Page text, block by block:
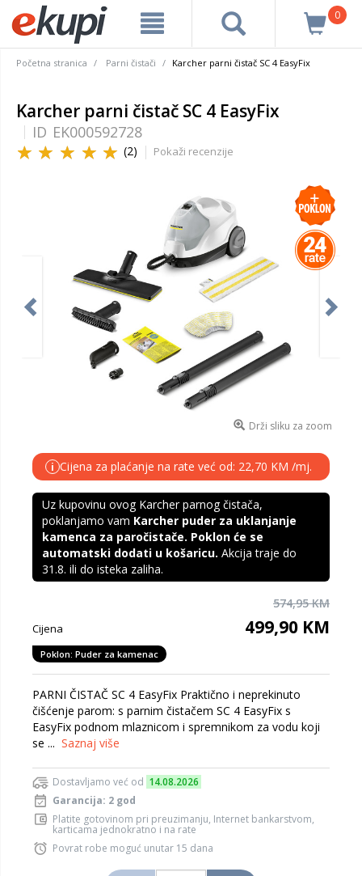
0
Početna stranica Parni čistači Karcher parni čistač SC 4 EasyFix
Karcher parni čistač SC 4 EasyFix
ID EK000592728
(2) Pokaži recenzije
Drži sliku za zoom
i Cijena za plaćanje na rate već od: 22,70 KM /mj.
Uz kupovinu ovog Karcher parnog čistača,
poklanjamo vam Karcher puder za uklanjanje
kamenca za paročistače. Poklon će se
automatski dodati u košaricu. Akcija traje do
31.8. ili do isteka zaliha.
574,95 KM
Cijena 499,90 KM
Poklon: Puder za kamenac
PARNI ČISTAČ SC 4 EasyFix Praktično i neprekinuto
čišćenje parom: s parnim čistačem SC 4 EasyFix s
EasyFix podnom mlaznicom i spremnikom za vodu koji
se ... Saznaj više
Dostavljamo već od 14.08.2026
Garancija: 2 god
Platite gotovinom pri preuzimanju, Internet bankarstvom,
karticama jednokratno i na rate
Povrat robe moguć unutar 15 dana